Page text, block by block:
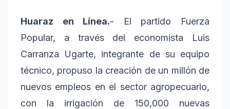
Huaraz en Línea.- El partido Fuerza
Popular, a través del economista Luis
Carranza Ugarte, integrante de su equipo
técnico, propuso la creación de un millón de
nuevos empleos en el sector agropecuario,
con la irrigación de 150,000 nuevas